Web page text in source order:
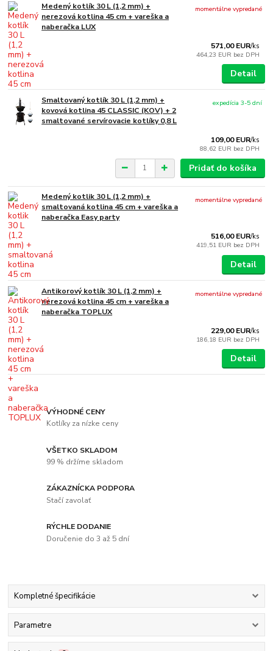
Medený kotlík 30 L (1,2 mm) +
nerezová kotlina 45 cm + vareška a
naberačka LUX
571,00 EUR/ks
464,23 EUR bez DPH
momentálne vypredané
Detail
Smaltovaný kotlík 30 L (1,2 mm) +
kovová kotlina 45 CLASSIC (KOV) + 2
smaltované servírovacie kotlíky 0,8 L
109,00 EUR/ks
88,62 EUR bez DPH
expedícia 3-5 dní
Pridať do košíka
Medený kotlik 30 L (1,2 mm) +
smaltovaná kotlina 45 cm + vareška a
naberačka Easy party
516,00 EUR/ks
419,51 EUR bez DPH
momentálne vypredané
Detail
Antikorový kotlík 30 L (1,2 mm) +
nerezová kotlina 45 cm + vareška a
naberačka TOPLUX
229,00 EUR/ks
186,18 EUR bez DPH
momentálne vypredané
Detail
VÝHODNÉ CENY
Kotlíky za nízke ceny
VŠETKO SKLADOM
99 % držíme skladom
ZÁKAZNÍCKA PODPORA
Stačí zavolať
RÝCHLE DODANIE
Doručenie do 3 až 5 dní
Kompletné špecifikácie
Parametre